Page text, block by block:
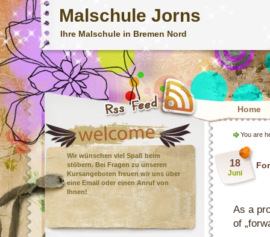
Malschule Jorns
Ihre Malschule in Bremen Nord
Home
Wir wünschen viel Spaß beim
stöbern. Bei Fragen zu unseren
Kursangeboten freuen wir uns über
eine Email oder einen Anruf von
Ihnen!
You are
18
Juni
As a
of